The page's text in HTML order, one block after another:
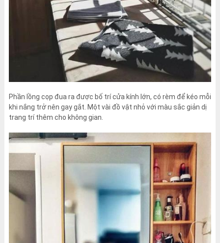
Phần lồng cọp đua ra được bố trí cửa kính lớn, có rèm để kéo mỗi
khi nắng trở nên gay gắt. Một vài đồ vật nhỏ với màu sắc giản dị
trang trí thêm cho không gian.